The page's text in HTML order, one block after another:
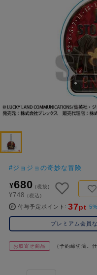
コ
レ
イ
ズ
注
#ジョジョの奇妙な冒険
¥680 (税抜)
¥748 (税込)
付与予定ポイント 37pt
プレミアム会員
お取寄せ商品 （予約締切済。